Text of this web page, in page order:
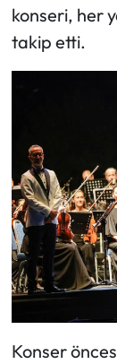
konseri, her
takip etti.
Konser